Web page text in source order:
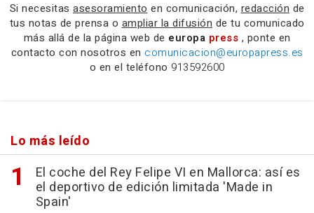
Si necesitas asesoramiento en comunicación, redacción de
tus notas de prensa o ampliar la difusión de tu comunicado
más allá de la página web de europa press , ponte en
contacto con nosotros en comunicacion@europapress.es
o en el teléfono 913592600
Lo más leído
El coche del Rey Felipe VI en Mallorca: así es
el deportivo de edición limitada 'Made in
Spain'